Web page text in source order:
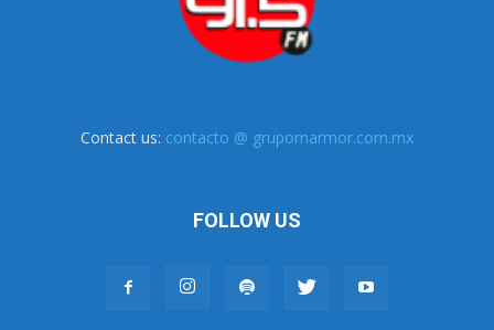
Contact us: contacto @ grupomarmor.com.mx
FOLLOW US